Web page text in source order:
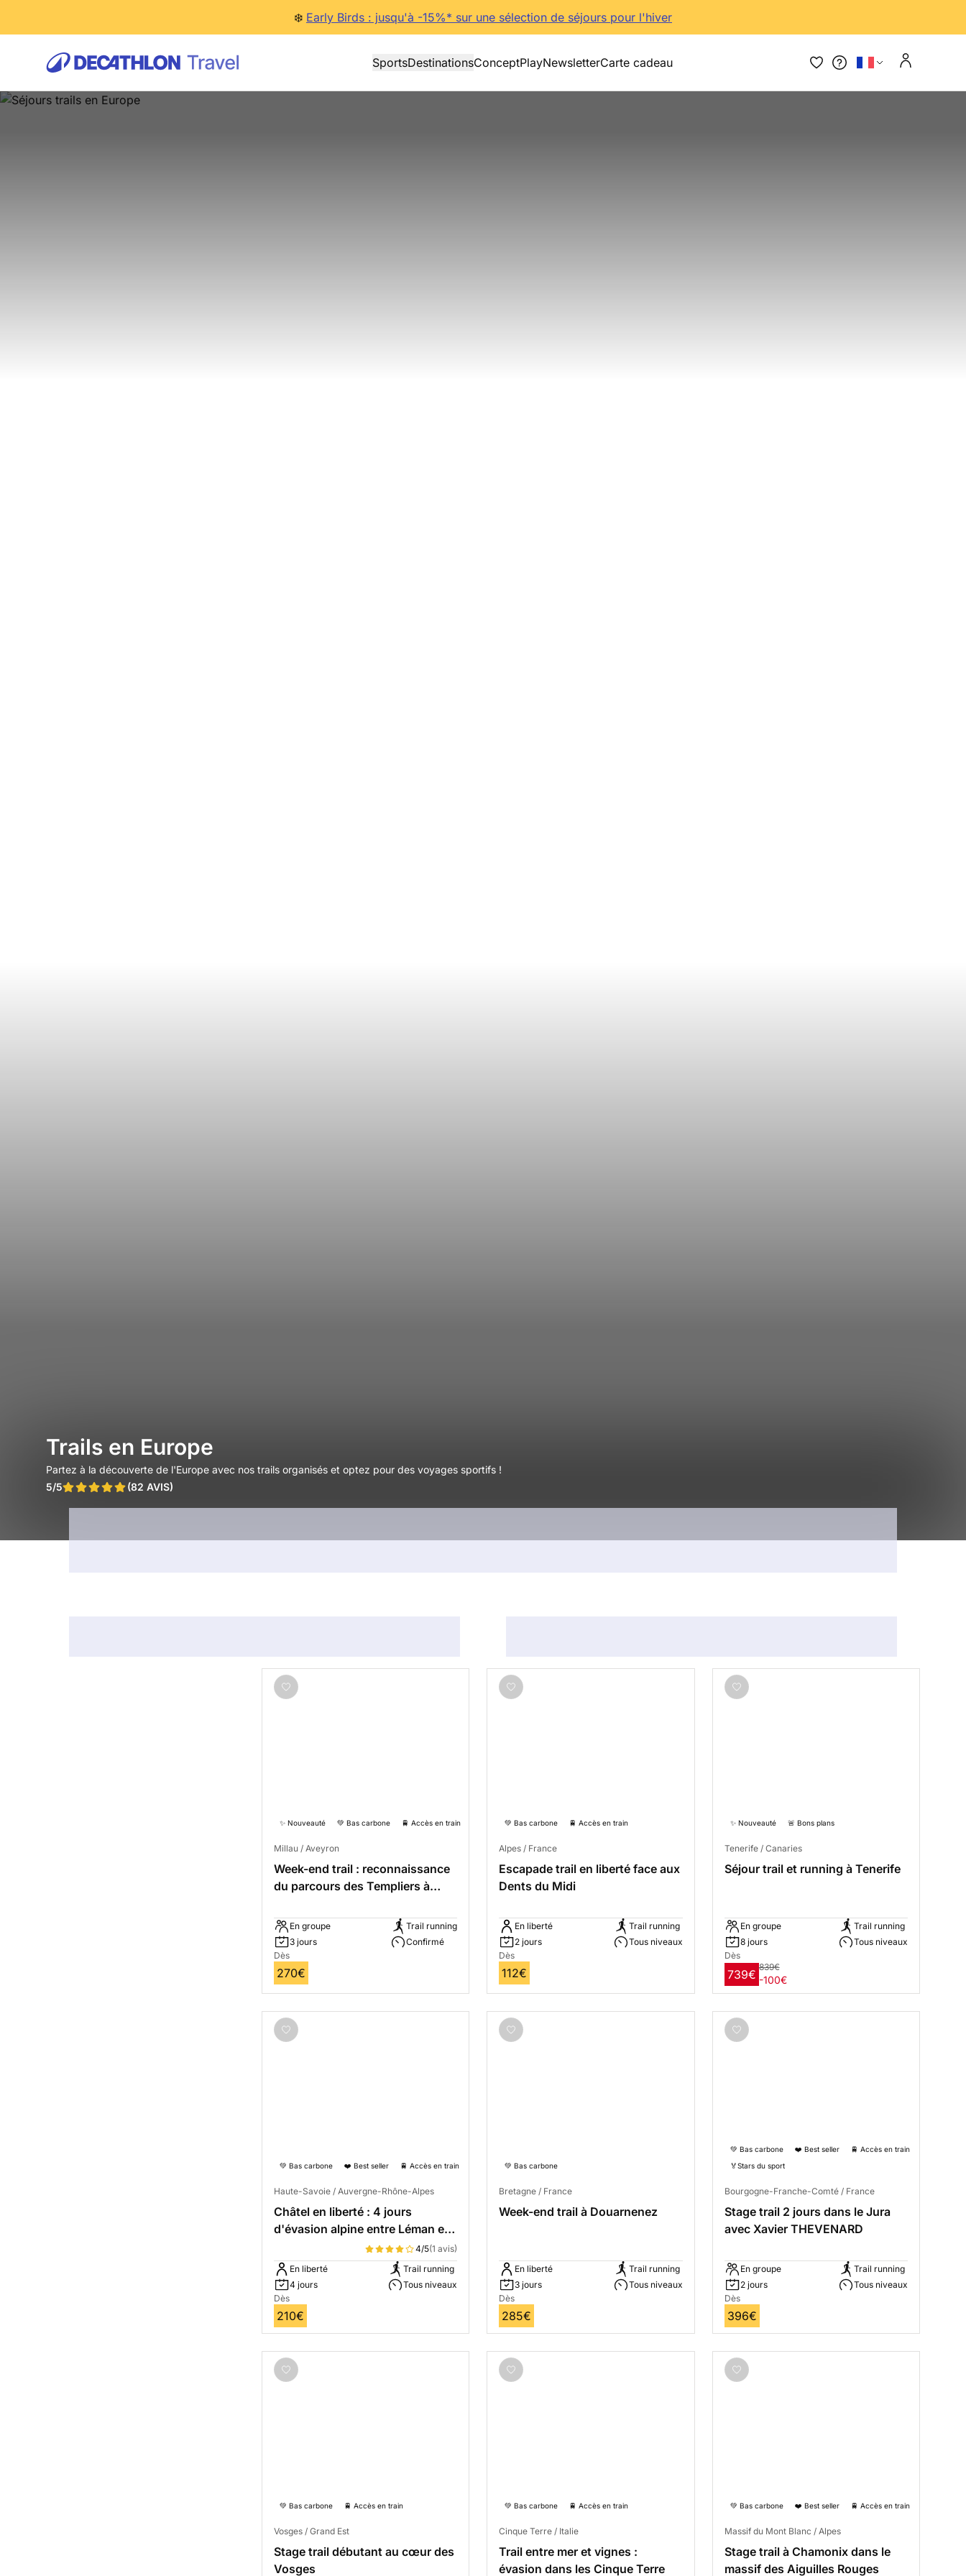
❄️ Early Birds : jusqu'à -15%* sur une sélection de séjours pour l'hiver
SportsDestinationsConceptPlayNewsletterCarte cadeau
Trails en Europe
Partez à la découverte de l'Europe avec nos trails organisés et optez pour des voyages sportifs !
5/5
(82 AVIS)
✨ Nouveauté 💚 Bas carbone 🚆 Accès en train
Millau / Aveyron
Week-end trail : reconnaissance
du parcours des Templiers à
En groupe
3 jours
Trail running
Confirmé
Dès
270€
💚 Bas carbone 🚆 Accès en train
Alpes / France
Escapade trail en liberté face aux
Dents du Midi
En liberté
2 jours
Trail running
Tous niveaux
Dès
112€
✨ Nouveauté 🚨 Bons plans
Tenerife / Canaries
Séjour trail et running à Tenerife
En groupe
8 jours
Trail running
Tous niveaux
Dès
739€
839€
-100€
💚 Bas carbone ❤️ Best seller 🚆 Accès en train
Haute-Savoie / Auvergne-Rhône-Alpes
Châtel en liberté : 4 jours
d'évasion alpine entre Léman et
4/5(1 avis)
En liberté
4 jours
Trail running
Tous niveaux
Dès
210€
💚 Bas carbone
Bretagne / France
Week-end trail à Douarnenez
En liberté
3 jours
Trail running
Tous niveaux
Dès
285€
💚 Bas carbone ❤️ Best seller
🚆 Accès en train
🏅Stars du sport
Bourgogne-Franche-Comté / France
Stage trail 2 jours dans le Jura
avec Xavier THEVENARD
En groupe
2 jours
Trail running
Tous niveaux
Dès
396€
💚 Bas carbone 🚆 Accès en train
Vosges / Grand Est
Stage trail débutant au cœur des
Vosges
💚 Bas carbone 🚆 Accès en train
Cinque Terre / Italie
Trail entre mer et vignes :
évasion dans les Cinque Terre
💚 Bas carbone ❤️ Best seller 🚆 Accès en train
Massif du Mont Blanc / Alpes
Stage trail à Chamonix dans le
massif des Aiguilles Rouges